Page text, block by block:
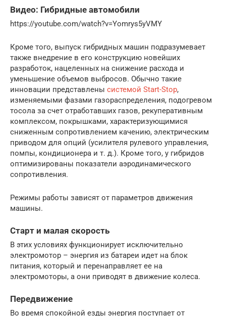
Видео: Гибридные автомобили
https://youtube.com/watch?v=Yomrys5yVMY
Кроме того, выпуск гибридных машин подразумевает
также внедрение в его конструкцию новейших
разработок, нацеленных на снижение расхода и
уменьшение объемов выбросов. Обычно такие
инновации представлены системой Start-Stop,
изменяемыми фазами газораспределения, подогревом
тосола за счет отработавших газов, рекуперативным
комплексом, покрышками, характеризующимися
сниженным сопротивлением качению, электрическим
приводом для опций (усилителя рулевого управления,
помпы, кондиционера и т. д.). Кроме того, у гибридов
оптимизированы показатели аэродинамического
сопротивления.
Режимы работы зависят от параметров движения
машины.
Старт и малая скорость
В этих условиях функционирует исключительно
электромотор – энергия из батареи идет на блок
питания, который и перенаправляет ее на
электромоторы, а они приводят в движение колеса.
Передвижение
Во время спокойной езды энергия поступает от